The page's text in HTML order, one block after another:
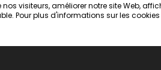
visiteurs, améliorer notre site Web,
Pour plus d'informations sur les